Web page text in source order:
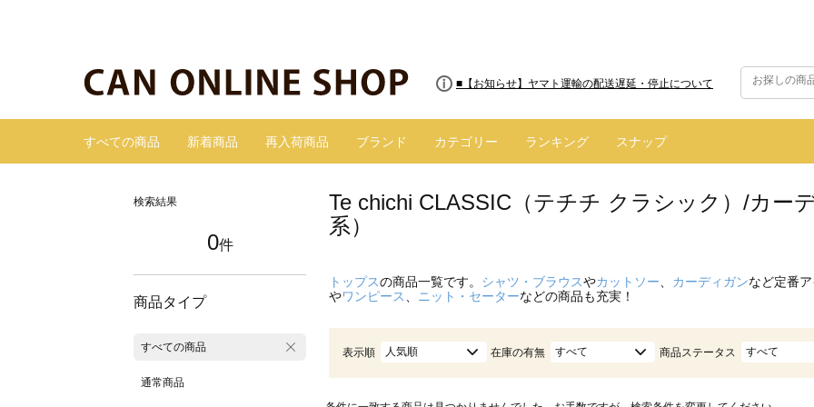
■【お知らせ】ヤマト運輸の配送遅延・停止について
すべての商品 新着商品 再入荷商品 ブランド カテゴリー ランキング スナップ
検索結果
0件
商品タイプ
すべての商品
通常商品
Te chichi CLASSIC（テチチ クラシック）/カー
系）
トップスの商品一覧です。 シャツ・ブラウスやカットソー カーディガンなど定番
やワンピース ニット・セーターなどの商品も充実！
表示順 人気順 在庫の有無 すべて 商品ステータス すべて